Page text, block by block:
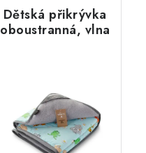
Dětská přikrývka
oboustranná, vlna